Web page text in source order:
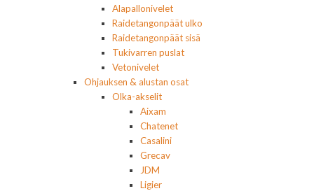
Alapallonivelet
Raidetangonpäät ulko
Raidetangonpäät sisä
Tukivarren puslat
Vetonivelet
Ohjauksen & alustan osat
Olka-akselit
Aixam
Chatenet
Casalini
Grecav
JDM
Ligier